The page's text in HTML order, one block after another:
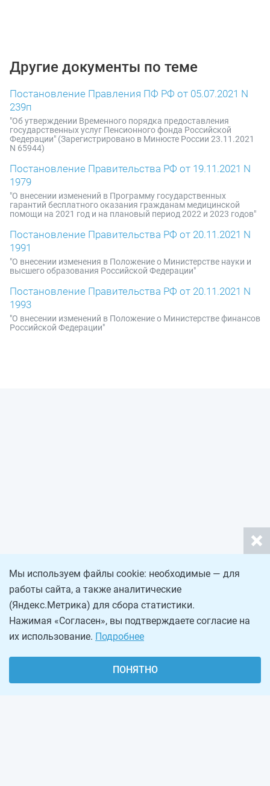
Другие документы по теме
Постановление Правления ПФ РФ от 05.07.2021 N
239п
"Об утверждении Временного порядка предоставления
государственных услуг Пенсионного фонда Российской
Федерации" (Зарегистрировано в Минюсте России 23.11.2021
N 65944)
Постановление Правительства РФ от 19.11.2021 N
1979
"О внесении изменений в Программу государственных
гарантий бесплатного оказания гражданам медицинской
помощи на 2021 год и на плановый период 2022 и 2023 годов"
Постановление Правительства РФ от 20.11.2021 N
1991
"О внесении изменения в Положение о Министерстве науки и
высшего образования Российской Федерации"
Постановление Правительства РФ от 20.11.2021 N
1993
"О внесении изменений в Положение о Министерстве финансов
Российской Федерации"
Мы используем файлы cookie: необходимые — для
работы сайта, а также аналитические
(Яндекс.Метрика) для сбора статистики.
Нажимая «Согласен», вы подтверждаете согласие на
их использование. Подробнее
ПОНЯТНО